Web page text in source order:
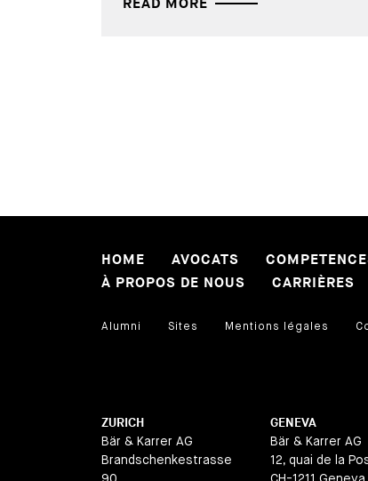
READ MORE
HOME AVOCATS
À PROPOS DE NOUS
CARRIÈRES
Alumni Sites Mentions légales
ZURICH
Bär & Karrer AG
Brandschenkestrasse
GENEVA
Bär & Karrer AG
12, quai de la